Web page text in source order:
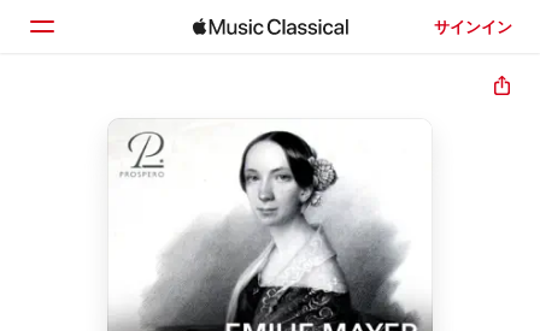
サインイン
ホーム
見つける